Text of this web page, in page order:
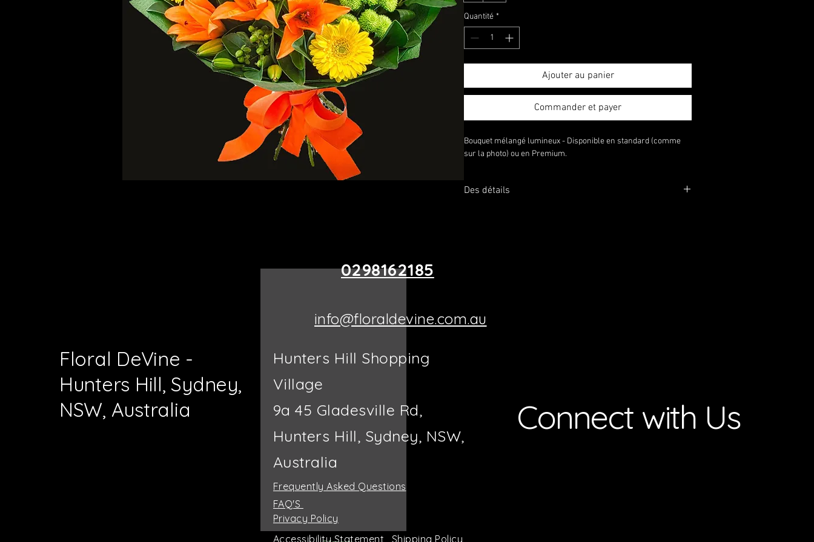
Quantité *
Ajouter au panier
Commander et payer
Bouquet mélangé lumineux - Disponible en standard (comme
sur la photo) ou en Premium.
Des détails
Floral DeVine -
Hunters Hill, Sydney,
NSW, Australia
0298162185
info@floraldevine.com.au
Hunters Hill Shopping
Village
9a 45 Gladesville Rd,
Hunters Hill, Sydney, NSW,
Australia
Connect with Us
Privacy Policy
Frequently Asked Questions
FAQ'S
Accessibility Statement Shipping Policy